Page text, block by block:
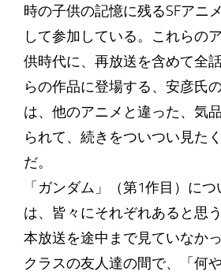
時の子供の記憶に残るSFアニ
して参加している。これらの
供時代に、再放送を含めて全
らの作品に登場する、安彦氏
は、他のアニメと違った、気
られて、続きをついつい見た
だ。
「ガンダム」（第1作目）に
は、皆々にそれぞれあると思
本放送を途中まで見ていなか
クラスの友人達の間で、「何